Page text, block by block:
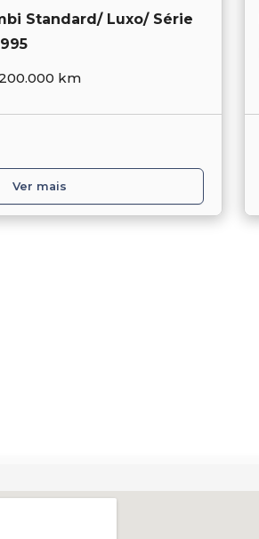
Standard/ Luxo/ Série
km
Ver mais